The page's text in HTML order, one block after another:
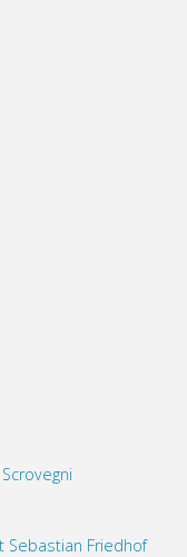
Sebastian Friedhof